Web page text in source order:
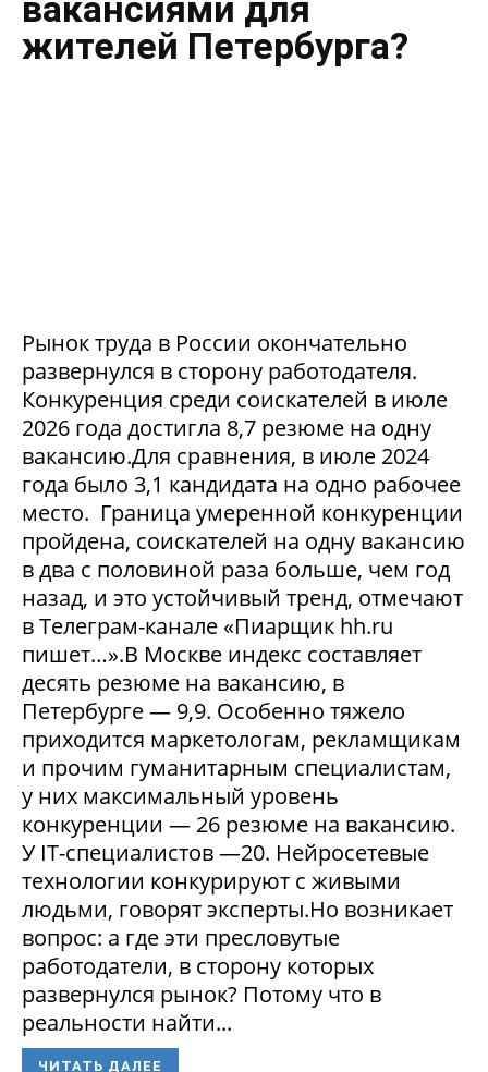
жителей Петербурга?
Рынок труда в России окончательно
развернулся в сторону работодателя.
Конкуренция среди соискателей в июле
2026 года достигла 8,7 резюме на одну
вакансию.Для сравнения, в июле 2024
года было 3,1 кандидата на одно рабочее
место. Граница умеренной конкуренции
пройдена, соискателей на одну вакансию
в два с половиной раза больше, чем год
назад, и это устойчивый тренд, отмечают
в Телеграм-канале «Пиарщик hh.ru
пишет…».В Москве индекс составляет
десять резюме на вакансию, в
Петербурге — 9,9. Особенно тяжело
приходится маркетологам, рекламщикам
и прочим гуманитарным специалистам,
у них максимальный уровень
конкуренции — 26 резюме на вакансию.
У IT-специалистов —20. Нейросетевые
технологии конкурируют с живыми
людьми, говорят эксперты.Но возникает
вопрос: а где эти пресловутые
работодатели, в сторону которых
развернулся рынок? Потому что в
реальности найти...
ЧИТАТЬ ДАЛЕЕ